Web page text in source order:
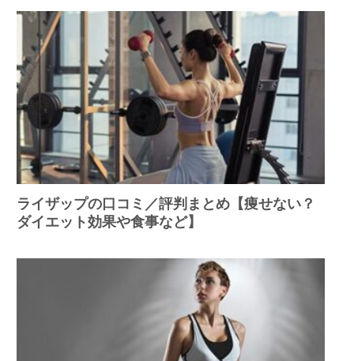
ライザップの口コミ／評判まとめ【痩せない？
ダイエット効果や食事など】